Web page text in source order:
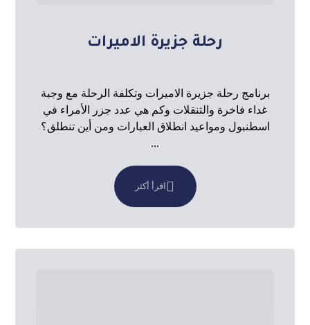
رحلة جزيرة الاميرات
برنامج رحلة جزيرة الاميرات وتكلفة الرحلة مع وجبة
غداء فاخرة والتنقلات وكم هي عدد جزر الأمراء في
اسطنبول ومواعيد انطلاق العبارات ومن أين تنطلق؟
...
اقرأ أكثر